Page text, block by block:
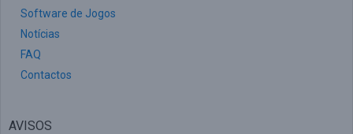
Software de Jogos
Notícias
FAQ
Contactos
AVISOS